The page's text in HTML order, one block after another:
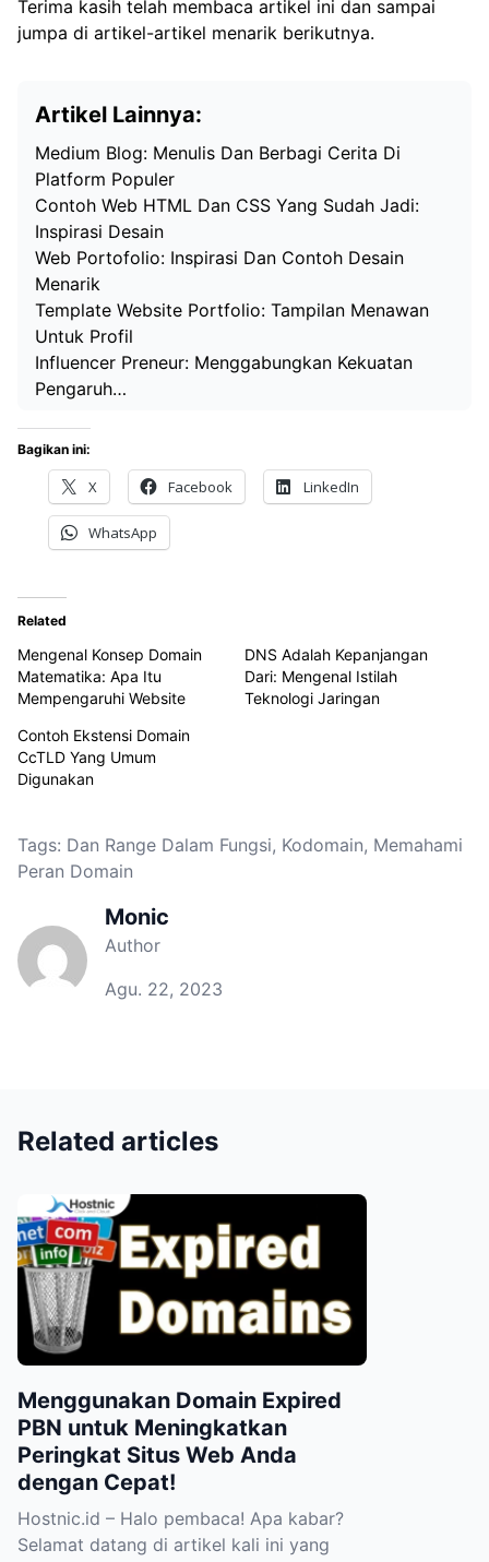
Terima kasih telah membaca artikel ini dan sampai
jumpa di artikel-artikel menarik berikutnya.
Artikel Lainnya:
Medium Blog: Menulis Dan Berbagi Cerita Di
Platform Populer
Contoh Web HTML Dan CSS Yang Sudah Jadi:
Inspirasi Desain
Web Portofolio: Inspirasi Dan Contoh Desain
Menarik
Template Website Portfolio: Tampilan Menawan
Untuk Profil
Influencer Preneur: Menggabungkan Kekuatan
Pengaruh…
Bagikan ini:
X Facebook LinkedIn
WhatsApp
Related
Mengenal Konsep Domain
Matematika: Apa Itu
Mempengaruhi Website
DNS Adalah Kepanjangan
Dari: Mengenal Istilah
Teknologi Jaringan
Contoh Ekstensi Domain
CcTLD Yang Umum
Digunakan
Tags: Dan Range Dalam Fungsi, Kodomain, Memahami
Peran Domain
Monic
Author
Agu. 22, 2023
Related articles
Menggunakan Domain Expired
PBN untuk Meningkatkan
Peringkat Situs Web Anda
dengan Cepat!
Hostnic.id – Halo pembaca! Apa kabar?
Selamat datang di artikel kali ini yang